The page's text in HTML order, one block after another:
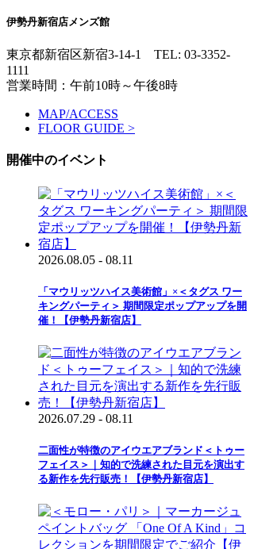
伊勢丹新宿店メンズ館
東京都新宿区新宿3-14-1 TEL: 03-3352-
1111
営業時間：午前10時～午後8時
MAP/ACCESS
FLOOR GUIDE >
開催中のイベント
2026.08.05 - 08.11
「マウリッツハイス美術館」×＜タグス ワー
キングパーティ＞ 期間限定ポップアップを開
催！【伊勢丹新宿店】
2026.07.29 - 08.11
二面性が特徴のアイウエアブランド＜トゥー
フェイス＞｜知的で洗練された目元を演出す
る新作を先行販売！【伊勢丹新宿店】